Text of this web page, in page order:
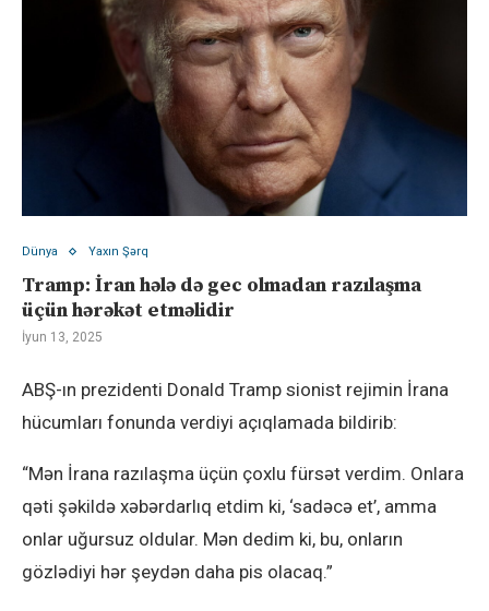
Dünya Yaxın Şərq
Tramp: İran hələ də gec olmadan razılaşma
üçün hərəkət etməlidir
İyun 13, 2025
ABŞ-ın prezidenti Donald Tramp sionist rejimin İrana
hücumları fonunda verdiyi açıqlamada bildirib:
“Mən İrana razılaşma üçün çoxlu fürsət verdim. Onlara
qəti şəkildə xəbərdarlıq etdim ki, ‘sadəcə et’, amma
onlar uğursuz oldular. Mən dedim ki, bu, onların
gözlədiyi hər şeydən daha pis olacaq.”